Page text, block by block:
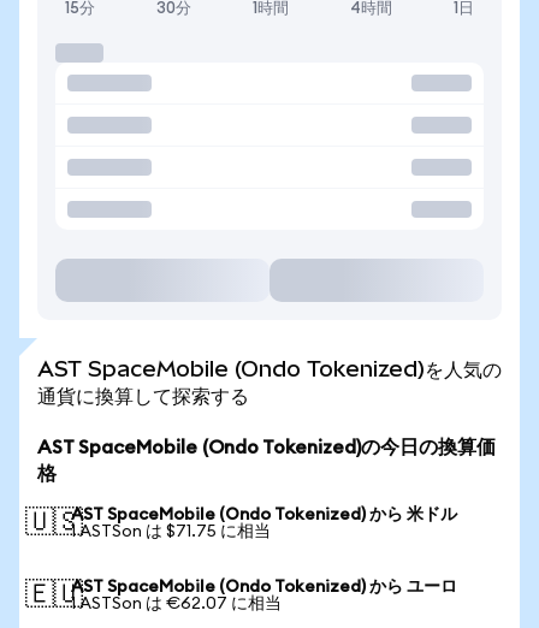
15分 30分 1時間 4時間 1日
AST SpaceMobile (Ondo Tokenized)を人気の
通貨に換算して探索する
AST SpaceMobile (Ondo Tokenized)の今日の換算価
格
🇺🇸AST SpaceMobile (Ondo Tokenized) から 米ドル
1 ASTSon は $71.75 に相当
🇪🇺AST SpaceMobile (Ondo Tokenized) から ユーロ
1 ASTSon は €62.07 に相当